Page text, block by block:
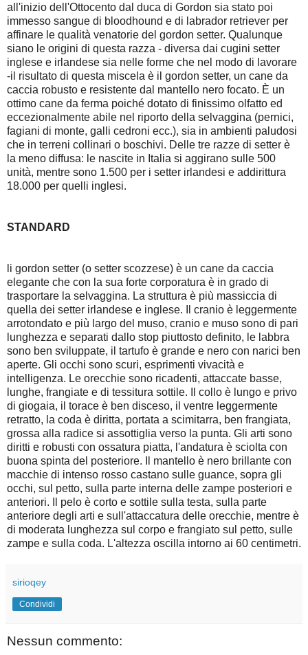
all'inizio dell'Ottocento dal duca di Gordon sia stato poi
immesso sangue di bloodhound e di labrador retriever per
affinare le qualità venatorie del gordon setter. Qualunque
siano le origini di questa razza - diversa dai cugini setter
inglese e irlandese sia nelle forme che nel modo di lavorare
-il risultato di questa miscela è il gordon setter, un cane da
caccia robusto e resistente dal mantello nero focato. È un
ottimo cane da ferma poiché dotato di finissimo olfatto ed
eccezionalmente abile nel riporto della selvaggina (pernici,
fagiani di monte, galli cedroni ecc.), sia in ambienti paludosi
che in terreni collinari o boschivi. Delle tre razze di setter è
la meno diffusa: le nascite in Italia si aggirano sulle 500
unità, mentre sono 1.500 per i setter irlandesi e addirittura
18.000 per quelli inglesi.
STANDARD
li gordon setter (o setter scozzese) è un cane da caccia
elegante che con la sua forte corporatura è in grado di
trasportare la selvaggina. La struttura è più massiccia di
quella dei setter irlandese e inglese. Il cranio è leggermente
arrotondato e più largo del muso, cranio e muso sono di pari
lunghezza e separati dallo stop piuttosto definito, le labbra
sono ben sviluppate, il tartufo è grande e nero con narici ben
aperte. Gli occhi sono scuri, esprimenti vivacità e
intelligenza. Le orecchie sono ricadenti, attaccate basse,
lunghe, frangiate e di tessitura sottile. Il collo è lungo e privo
di giogaia, il torace è ben disceso, il ventre leggermente
retratto, la coda è diritta, portata a scimitarra, ben frangiata,
grossa alla radice si assottiglia verso la punta. Gli arti sono
diritti e robusti con ossatura piatta, l'andatura è sciolta con
buona spinta del posteriore. Il mantello è nero brillante con
macchie di intenso rosso castano sulle guance, sopra gli
occhi, sul petto, sulla parte interna delle zampe posteriori e
anteriori. Il pelo è corto e sottile sulla testa, sulla parte
anteriore degli arti e sull'attaccatura delle orecchie, mentre è
di moderata lunghezza sul corpo e frangiato sul petto, sulle
zampe e sulla coda. L'altezza oscilla intorno ai 60 centimetri.
sirioqey
Condividi
Nessun commento: